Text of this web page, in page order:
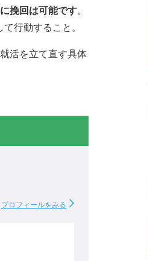
挽回は可能です。
行動すること。
活を立て直す具体
プロフィールをみる